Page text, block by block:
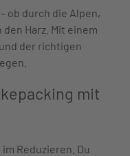
ob durch die Alpen,
Harz. Mit einem
der richtigen
mit
Reduzieren. Du